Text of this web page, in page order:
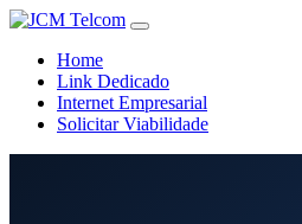
Home
Link Dedicado
Internet Empresarial
Solicitar Viabilidade